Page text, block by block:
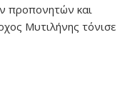
προπονητών και
Μυτιλήνης τόνισε